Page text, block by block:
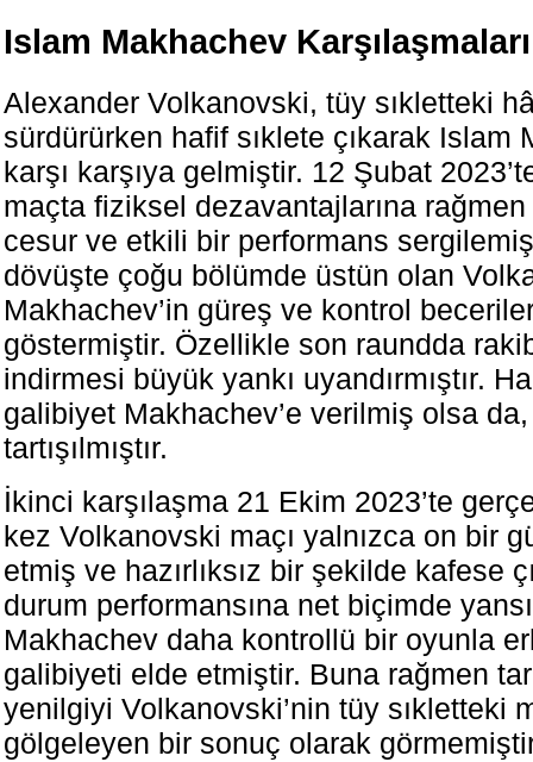
Islam Makhachev Karşılaşmaları
Alexander Volkanovski, tüy sıkletteki
sürdürürken hafif sıklete çıkarak Islam
karşı karşıya gelmiştir. 12 Şubat
maçta fiziksel dezavantajlarına
cesur ve etkili bir performans
dövüşte çoğu bölümde üstün olan
Makhachev’in güreş ve kontrol
göstermiştir. Özellikle son raundda
indirmesi büyük yankı uyandırmıştır.
galibiyet Makhachev’e verilmiş olsa
tartışılmıştır.
İkinci karşılaşma 21 Ekim 2023’te
kez Volkanovski maçı yalnızca on bir
etmiş ve hazırlıksız bir şekilde kafese
durum performansına net biçimde
Makhachev daha kontrollü bir oyunla
galibiyeti elde etmiştir. Buna rağmen
yenilgiyi Volkanovski’nin tüy sıkletteki
gölgeleyen bir sonuç olarak